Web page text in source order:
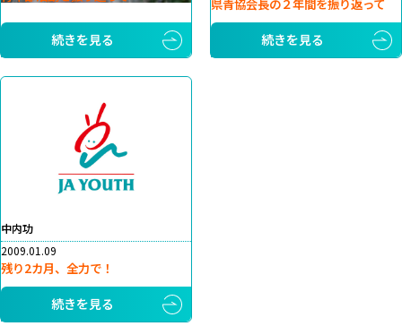
続きを見る
県青協会長の２年間を振り返って
続きを見る
中内功
2009.01.09
残り2カ月、全力で！
続きを見る